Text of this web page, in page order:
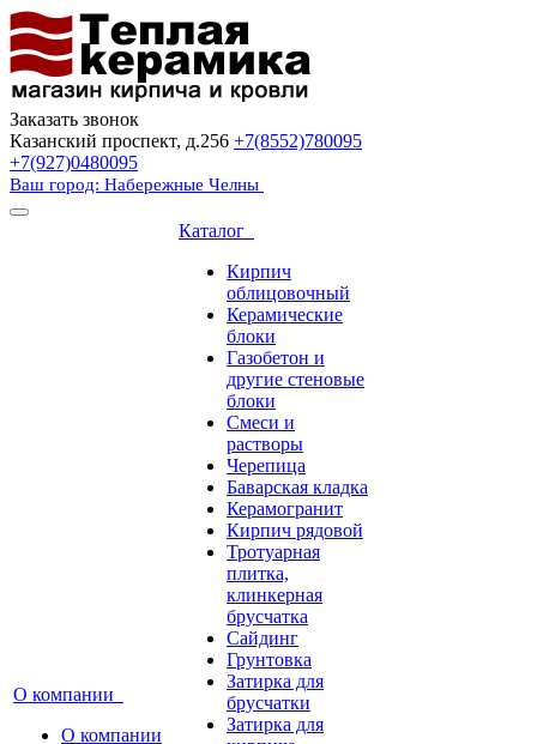
Заказать звонок
Казанский проспект, д.256 +7(8552)780095
+7(927)0480095
Ваш город: Набережные Челны
О компании
О компании
Каталог
Кирпич
облицовочный
Керамические
блоки
Газобетон и
другие стеновые
блоки
Смеси и
растворы
Черепица
Баварская кладка
Керамогранит
Кирпич рядовой
Тротуарная
плитка,
клинкерная
брусчатка
Сайдинг
Грунтовка
Затирка для
брусчатки
Затирка для